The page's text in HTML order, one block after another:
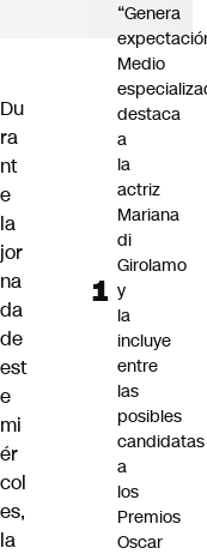
Du
ra
nt
e
la
jor
na
da
de
est
e
mi
ér
col
es,
la
“Genera
Medio
destaca
a
la
actriz
Mariana
di
Girolamo
y
la
incluye
entre
las
posibles
candidatas
a
los
Premios
Oscar